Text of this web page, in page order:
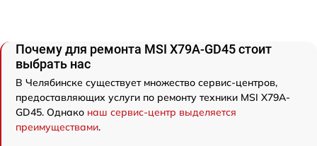
Почему для ремонта MSI X79A-GD45 стоит
выбрать нас
В Челябинске существует множество сервис-центров,
предоставляющих услуги по ремонту техники MSI X79A-
GD45. Однако наш сервис-центр выделяется
преимуществами.